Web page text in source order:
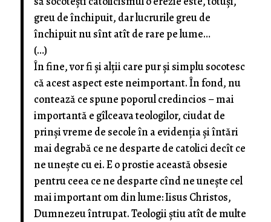
greu de închipuit, dar lucrurile greu de
închipuit nu sînt atît de rare pe lume…
(…)
În fine, vor fi și alții care pur și simplu socotesc
că acest aspect este neimportant. În fond, nu
contează ce spune poporul credincios – mai
importantă e gîlceava teologilor, ciudat de
prinși vreme de secole în a evidenția și întări
mai degrabă ce ne desparte de catolici decît ce
ne unește cu ei. E o prostie această obsesie
pentru ceea ce ne desparte cînd ne unește cel
mai important om din lume: Iisus Christos,
Dumnezeu întrupat. Teologii știu atît de multe